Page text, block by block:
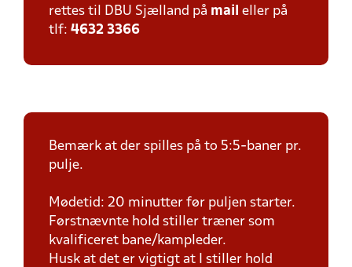
rettes til DBU Sjælland på mail eller på
tlf: 4632 3366
Bemærk at der spilles på to 5:5-baner pr.
pulje.
Mødetid: 20 minutter før puljen starter.
Førstnævnte hold stiller træner som
kvalificeret bane/kampleder.
Husk at det er vigtigt at I stiller hold